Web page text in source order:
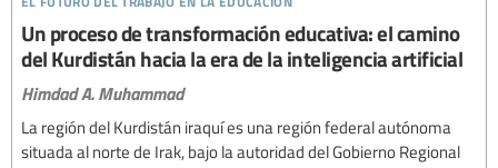
Un proceso de transformación educativa: el camino
del Kurdistán hacia la era de la inteligencia artificial
Himdad A. Muhammad
La región del Kurdistán iraquí es una región federal autónoma
situada al norte de Irak, bajo la autoridad del Gobierno Regional